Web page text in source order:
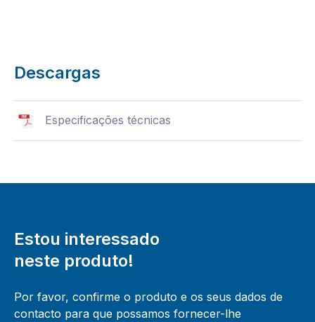
Descargas
Especificações técnicas
Estou interessado
neste produto!
Por favor, confirme o produto e os seus dados de
contacto para que possamos fornecer-lhe